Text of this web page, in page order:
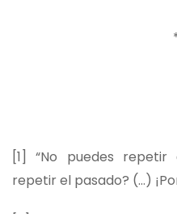
[1]
“No puedes repetir
repetir el pasado? (…)